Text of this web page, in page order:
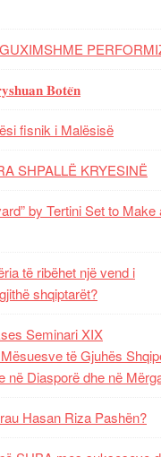
𝐁𝐨𝐭𝐞̈𝐧
fisnik i Malësisë
SHPALLË KRYESINË
by Tertini Set to Make
të ribëhet një vend i
shqiptarët?
Seminari XIX
të Gjuhës
në Diasporë dhe në
Hasan Riza Pashën?